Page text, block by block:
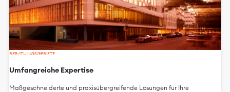
BERATUNGSGEBIETE
Umfangreiche Expertise
Maßgeschneiderte und praxisübergreifende Lösungen für Ihre